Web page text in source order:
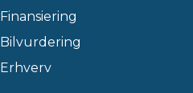
Finansiering
Bilvurdering
Erhverv